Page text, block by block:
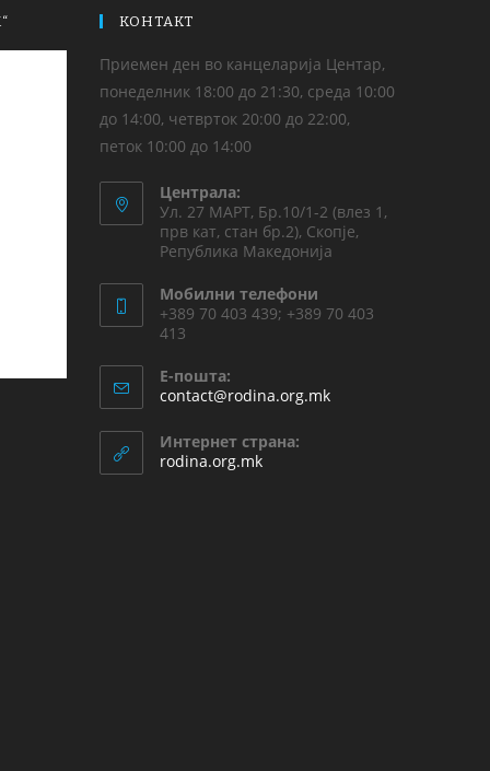
КОНТАКТ
Приемен ден во канцеларија Центар,
понеделник 18:00 до 21:30, среда 10:00
до 14:00, четврток 20:00 до 22:00,
петок 10:00 до 14:00
Централа:
Ул. 27 МАРТ, Бр.10/1-2 (влез 1,
прв кат, стан бр.2), Скопје,
Република Македонија
Мобилни телефони
+389 70 403 439; +389 70 403
413
Е-пошта:
contact@rodina.org.mk
Интернет страна:
rodina.org.mk